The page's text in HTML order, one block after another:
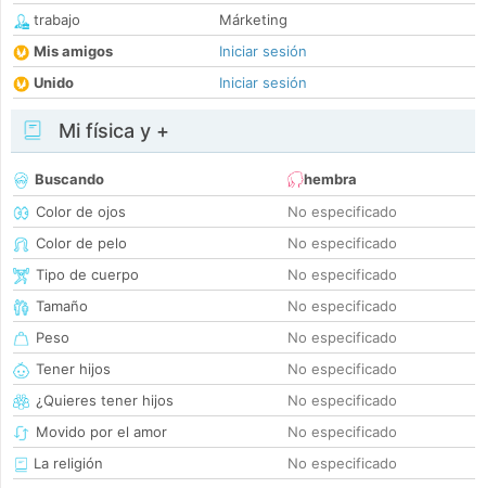
trabajo
Márketing
Mis amigos
Iniciar sesión
Unido
Iniciar sesión
Mi física y +
Buscando
hembra
Color de ojos
No especificado
Color de pelo
No especificado
Tipo de cuerpo
No especificado
Tamaño
No especificado
Peso
No especificado
Tener hijos
No especificado
¿Quieres tener hijos
No especificado
Movido por el amor
No especificado
La religión
No especificado